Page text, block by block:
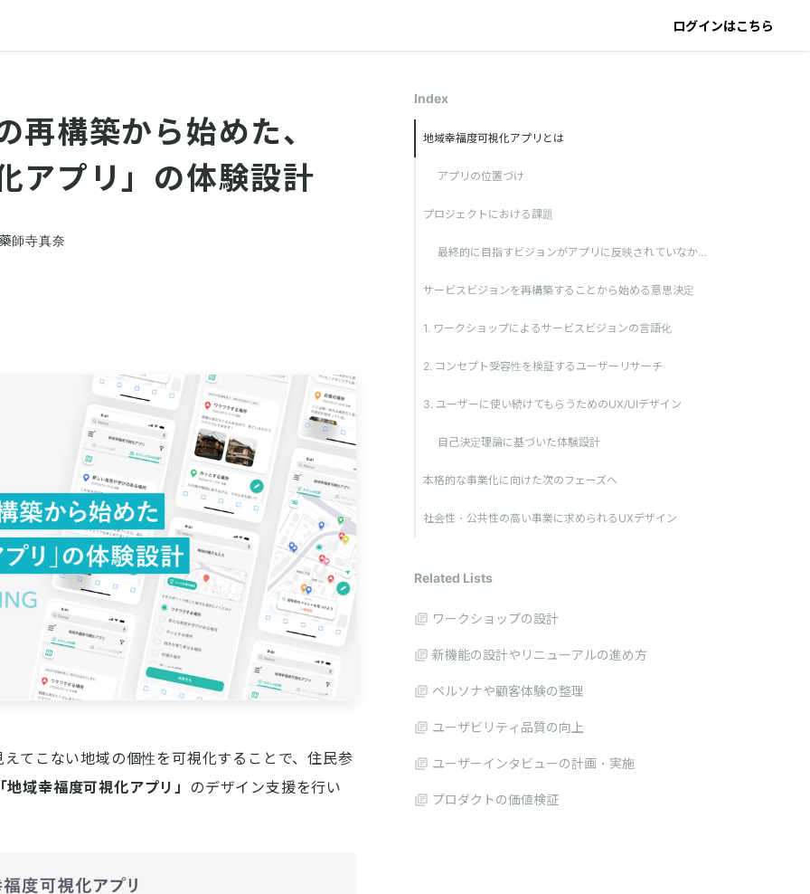
ログインはこちら
再構築から始めた、
アプリ」の体験設計
師寺真奈
てこない地域の個性を可視化することで、住民参
地域幸福度可視化アプリ」 のデザイン支援を行い
Index
地域幸福度可視化アプリとは
アプリの位置づけ
プロジェクトにおける課題
最終的に目指すビジョンがアプリに反映されていなかった
サービスビジョンを再構築することから始める意思決定
1. ワークショップによるサービスビジョンの言語化
2. コンセプト受容性を検証するユーザーリサーチ
3. ユーザーに使い続けてもらうためのUX/UIデザイン
自己決定理論に基づいた体験設計
本格的な事業化に向けた次のフェーズへ
社会性・公共性の高い事業に求められるUXデザイン
Related Lists
ワークショップの設計
新機能の設計やリニューアルの進め方
ペルソナや顧客体験の整理
ユーザビリティ品質の向上
ユーザーインタビューの計画・実施
プロダクトの価値検証